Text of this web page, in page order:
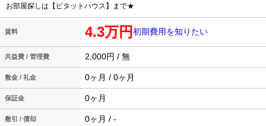
お部屋探しは【ピタットハウス】まで★
賃料 4.3万円 初期費用を知りたい
共益費 / 管理費 2,000円 / 無
敷金 / 礼金 0ヶ月 / 0ヶ月
保証金 0ヶ月
敷引 / 償却 0ヶ月 / -